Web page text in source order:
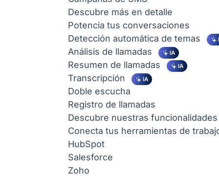
Descubre más en detalle
Potencia tus conversaciones
Detección automática de temas
Análisis de llamadas IA
Resumen de llamadas IA
Transcripción IA
Doble escucha
Registro de llamadas
Descubre nuestras funcionalidades
Conecta tus herramientas de
HubSpot
Salesforce
Zoho